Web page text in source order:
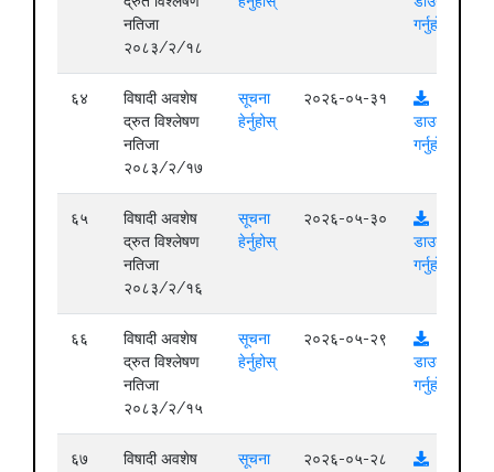
नतिजा
२०८३/२/१८
गर्नुहोस्
६४
विषादी अवशेष
द्रुत विश्लेषण
नतिजा
२०८३/२/१७
सूचना
हेर्नुहोस्
२०२६-०५-३१
डाउनलोड
गर्नुहोस्
६५
विषादी अवशेष
द्रुत विश्लेषण
नतिजा
२०८३/२/१६
सूचना
हेर्नुहोस्
२०२६-०५-३०
डाउनलोड
गर्नुहोस्
६६
विषादी अवशेष
द्रुत विश्लेषण
नतिजा
२०८३/२/१५
सूचना
हेर्नुहोस्
२०२६-०५-२९
डाउनलोड
गर्नुहोस्
६७
विषादी अवशेष
सूचना
२०२६-०५-२८